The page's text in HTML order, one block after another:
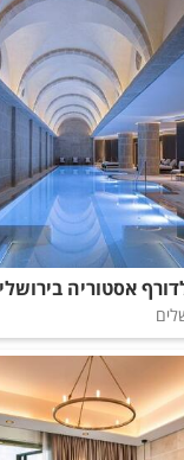
אסטוריה